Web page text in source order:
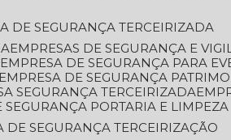
DE SEGURANÇA TERCEIRIZADA
EMPRESAS DE SEGURANÇA E
EMPRESA DE SEGURANÇA PARA
EMPRESA DE SEGURANÇA
SEGURANÇA TERCEIRIZADA
SEGURANÇA PORTARIA E LIMPEZA
DE SEGURANÇA TERCEIRIZAÇÃO